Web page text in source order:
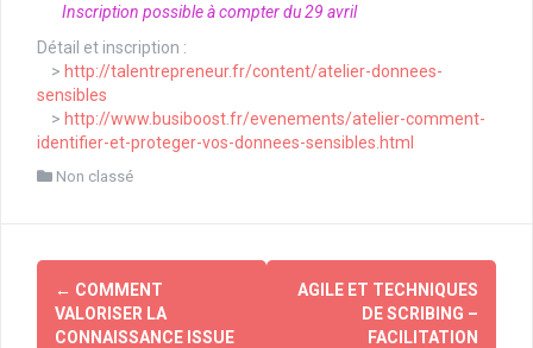
Inscription possibleà compter du 29 avril
Détail et inscription :
> http://talentrepreneur.fr/content/atelier-donnees-
sensibles
> http://www.busiboost.fr/evenements/atelier-comment-
identifier-et-proteger-vos-donnees-sensibles.html
Non classé
Navigation
d'article
← COMMENT
VALORISER LA
CONNAISSANCE ISSUE
AGILE ET TECHNIQUES
DE SCRIBING –
FACILITATION